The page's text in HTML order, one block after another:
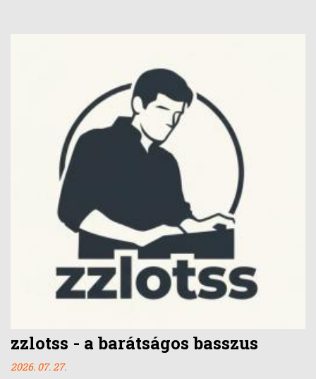
zzlotss - a barátságos basszus
2026. 07. 27.